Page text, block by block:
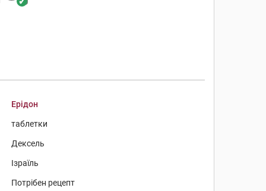
Ерідон
таблетки
Дексель
Ізраїль
Потрібен рецепт